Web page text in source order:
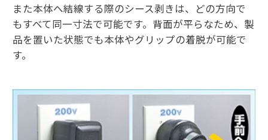
また本体へ結線する際のシース剥きは、どの方向で
もすべて同一寸法で可能です。背面が平らなため、製
品を置いた状態でも本体やグリップの着脱が可能で
す。